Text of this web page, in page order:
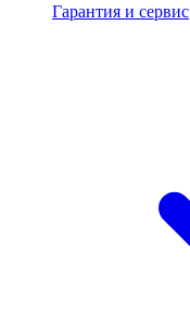
Гарантия и сервис